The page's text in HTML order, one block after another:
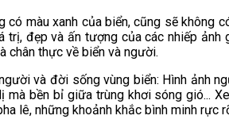
có màu xanh của biển, cũng sẽ
trị, đẹp và ấn tượng của các nhiếp
chân thực về biển và người.
và đời sống vùng biển: Hình ảnh
mà bền bỉ giữa trùng khơi sóng gió...
lê, những khoảnh khắc bình minh rực